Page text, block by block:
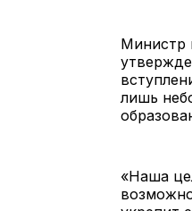
Министр
лишь
«Наша